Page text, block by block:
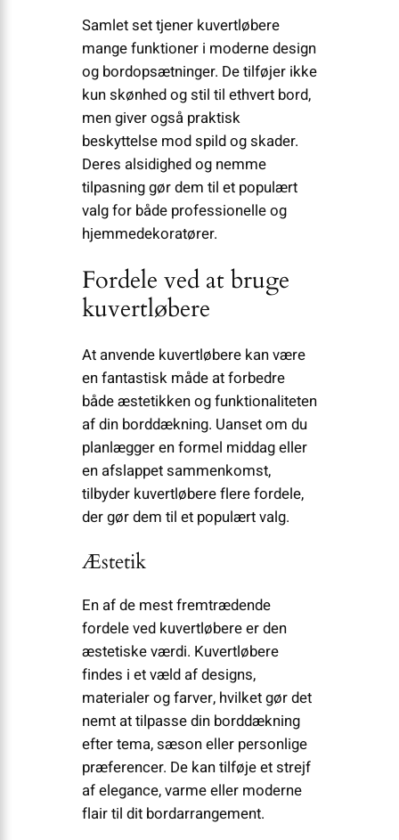
Samlet set tjener kuvertløbere
mange funktioner i moderne design
og bordopsætninger. De tilføjer ikke
kun skønhed og stil til ethvert bord,
men giver også praktisk
beskyttelse mod spild og skader.
Deres alsidighed og nemme
tilpasning gør dem til et populært
valg for både professionelle og
hjemmedekoratører.
Fordele ved at bruge
kuvertløbere
At anvende kuvertløbere kan være
en fantastisk måde at forbedre
både æstetikken og funktionaliteten
af din borddækning. Uanset om du
planlægger en formel middag eller
en afslappet sammenkomst,
tilbyder kuvertløbere flere fordele,
der gør dem til et populært valg.
Æstetik
En af de mest fremtrædende
fordele ved kuvertløbere er den
æstetiske værdi. Kuvertløbere
findes i et væld af designs,
materialer og farver, hvilket gør det
nemt at tilpasse din borddækning
efter tema, sæson eller personlige
præferencer. De kan tilføje et strejf
af elegance, varme eller moderne
flair til dit bordarrangement.